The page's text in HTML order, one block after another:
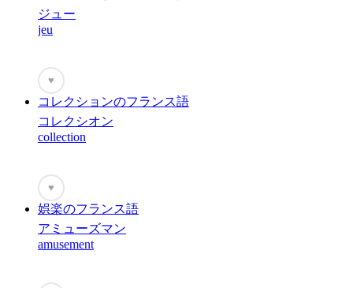
ジュー
jeu
♥
コレクションのフランス語
コレクシオン
collection
♥
娯楽のフランス語
アミューズマン
amusement